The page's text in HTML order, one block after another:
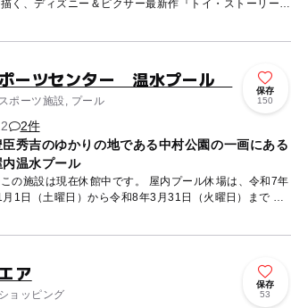
く、ディズニー＆ピクサー最新作『トイ・ストーリー
の世界観を楽しむことができるスペシャルなカフェで
ーツセンター 温水プール
ポーツ施設, プール
保存
150
2件
臣秀吉のゆかりの地である中村公園の一画にある
内温水プール
の施設は現在休館中です。 屋内プール休場は、令和7年
月1日（土曜日）から令和8年3月31日（火曜日）まで 全
ア
ョッピング
保存
53